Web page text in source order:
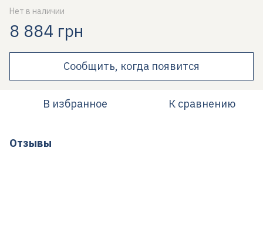
Нет в наличии
8 884 грн
Сообщить, когда появится
В избранное К сравнению
Отзывы